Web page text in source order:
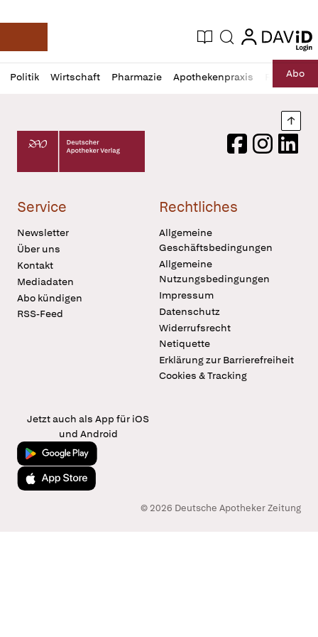
Deutsche Apotheker Zeitung
Aktuelle Ausgabe
Suche login
login
Politik Wirtschaft Pharmazie Apothekenpraxis RechtAbo
Profil
öffnen
Daz
Pur
Deutscher Apotheker Verlag Logo
FacebookInstagram
Service
Newsletter
Über uns
Kontakt
Mediadaten
Abo kündigen
RSS-Feed
Rechtliches
Allgemeine
Geschäftsbedingungen
Allgemeine
Nutzungsbedingungen
Impressum
Datenschutz
Widerrufsrecht
Netiquette
Erklärung zur Barrierefreiheit
Cookies & Tracking
Jetzt auch als App für iOS
und Android
Jetzt bei Google Play
Laden im App Store
© 2026 Deutsche Apotheker Zeitung